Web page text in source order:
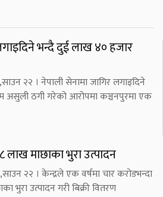
भन्दै दुई लाख ४० हजार
२२ । नेपाली सेनामा जागिर लगाइदिने
असुली ठगी गरेको आरोपमा कञ्चनपुरमा एक
लाख माछाका भुरा उत्पादन
२२ । केन्द्रले एक वर्षमा चार करोडभन्दा
भुरा उत्पादन गरी बिक्री वितरण